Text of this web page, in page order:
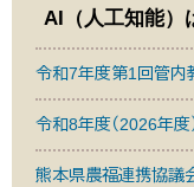
AI（人工知能）
令和7年度第1回管内
令和8年度（2026年
熊本県農福連携協議